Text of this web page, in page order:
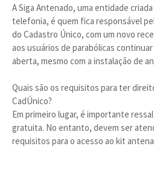
A Siga Antenado, uma entidade
telefonia, é quem fica responsável
do Cadastro Único, com um novo
aos usuários de parabólicas
aberta, mesmo com a instalação de
Quais são os requisitos para ter
CadÚnico?
Em primeiro lugar, é importante
gratuita. No entanto, devem ser
requisitos para o acesso ao kit